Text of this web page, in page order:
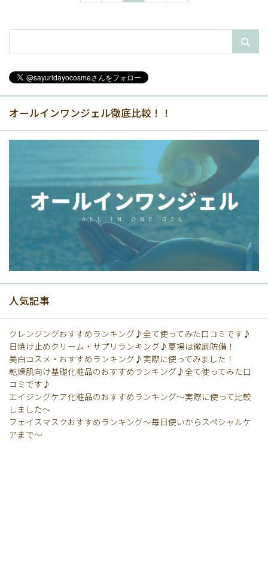
オールインワンジェル徹底比較！！
人気記事
クレンジングおすすめランキング♪全て使ってみた口コミです♪
日焼け止めクリーム・サプリランキング♪夏場は徹底防備！
美白コスメ・おすすめランキング♪実際に使ってみました！
乾燥肌向け基礎化粧品のおすすめランキング♪全て使ってみた口
コミです♪
エイジングケア化粧品のおすすめランキング〜実際に使って比較
しました〜
フェイスマスクおすすめランキング〜毎日使いからスペシャルケ
アまで〜